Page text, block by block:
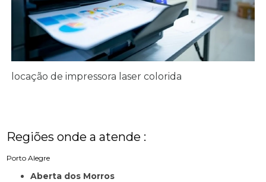
locação de impressora laser colorida
Regiões onde a atende :
Porto Alegre
Aberta dos Morros